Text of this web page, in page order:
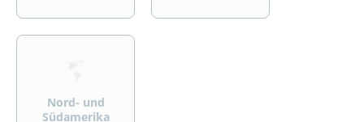
>
Nord- und
Südamerika